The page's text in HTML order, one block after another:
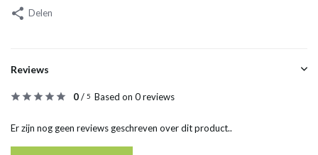
Delen
Reviews
0/ 5 Based on 0 reviews
Er zijn nog geen reviews geschreven over dit product..